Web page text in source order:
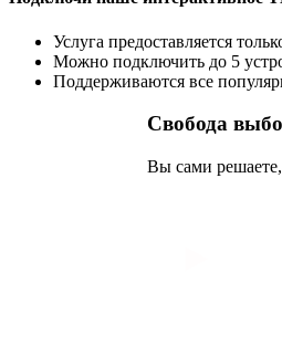
Услуга предоставляется
Можно подключить до 5
Поддерживаются все
Свобода
Вы сами решаете,